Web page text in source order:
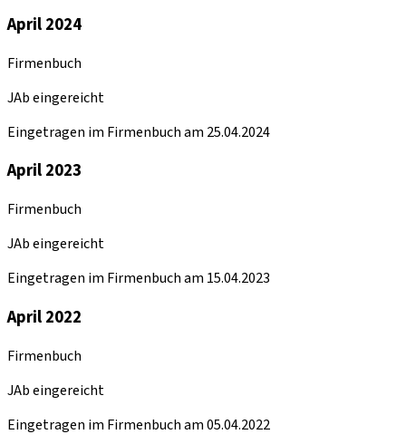
April 2024
Firmenbuch
JAb eingereicht
Eingetragen im Firmenbuch am 25.04.2024
April 2023
Firmenbuch
JAb eingereicht
Eingetragen im Firmenbuch am 15.04.2023
April 2022
Firmenbuch
JAb eingereicht
Eingetragen im Firmenbuch am 05.04.2022